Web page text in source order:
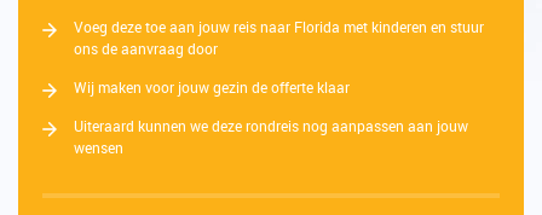
Voeg deze toe aan jouw reis naar Florida met kinderen en stuur
ons de aanvraag door
Wij maken voor jouw gezin de offerte klaar
Uiteraard kunnen we deze rondreis nog aanpassen aan jouw
wensen